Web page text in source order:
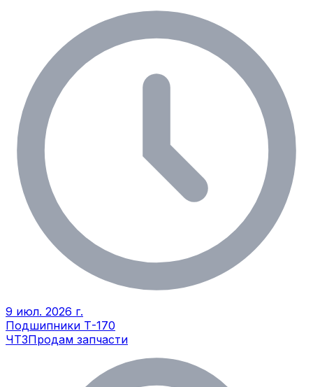
9 июл. 2026 г.
Подшипники Т-170
ЧТЗПродам запчасти